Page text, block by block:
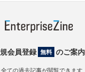
会員登録 無料 のご案内
全ての過去記事が閲覧できます